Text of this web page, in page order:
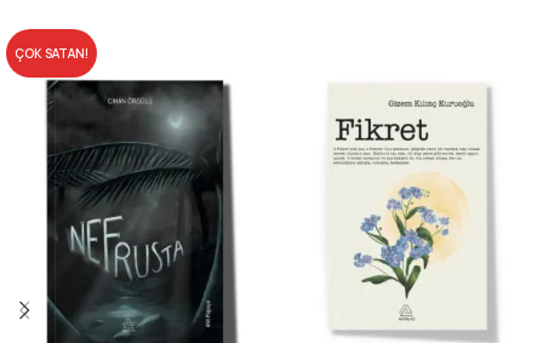
ÇOK SATAN!